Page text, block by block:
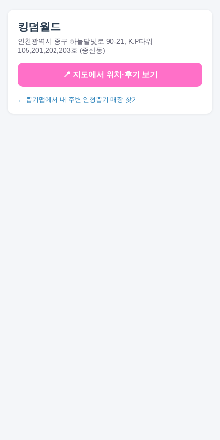
킹덤월드
인천광역시 중구 하늘달빛로 90-21, K.P타워
105,201,202,203호 (중산동)
📍 지도에서 위치·후기 보기
← 뽑기맵에서 내 주변 인형뽑기 매장 찾기